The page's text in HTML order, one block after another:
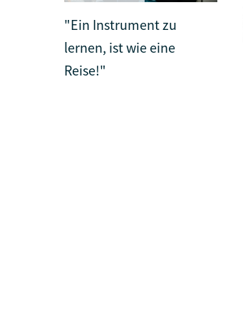
"Ein Instrument zu
lernen, ist wie eine
Reise!"